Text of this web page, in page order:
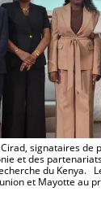
signataires
et des
du Kenya.
et Mayotte au